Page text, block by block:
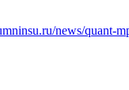
news/quant-